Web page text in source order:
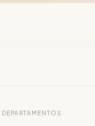
DEPARTAMENTOS